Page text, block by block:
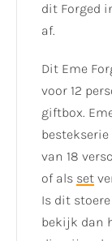
dit Forged
af.
Dit Eme
voor 12
giftbox.
van 18
of als set
Is dit
bekijk dan